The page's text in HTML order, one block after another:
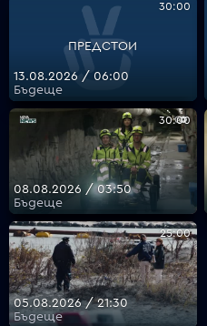
VOYO
ПРЕДСТОИ
30:00
13.08.2026 / 06:00
Бъдеще
30:00
08.08.2026 / 03:50
Бъдеще
25:00
05.08.2026 / 21:30
Бъдеще